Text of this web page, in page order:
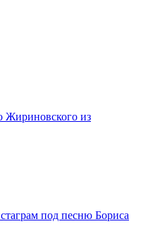
Жириновского из
под песню Бориса